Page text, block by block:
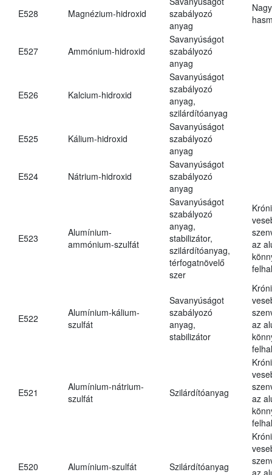
E528 Magnézium-hidroxid
szabályozó
anyag
E527 Ammónium-hidroxid
Savanyúságot
szabályozó
anyag
E526 Kalcium-hidroxid
Savanyúságot
szabályozó
anyag,
szilárdítóanyag
E525 Kálium-hidroxid
Savanyúságot
szabályozó
anyag
E524 Nátrium-hidroxid
Savanyúságot
szabályozó
anyag
E523
Alumínium-
ammónium-szulfát
Savanyúságot
szabályozó
anyag,
stabilizátor,
szilárdítóanyag,
térfogatnövelő
szer
az
E522
Alumínium-kálium-
szulfát
Savanyúságot
szabályozó
anyag,
stabilizátor
az
E521
Alumínium-nátrium-
szulfát
Szilárdítóanyag
az
E520 Alumínium-szulfát Szilárdítóanyag
az